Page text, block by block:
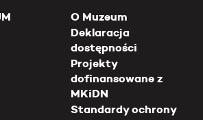
O Muzeum
Deklaracja
dostępności
Projekty
dofinansowane z
MKiDN
Standardy ochrony